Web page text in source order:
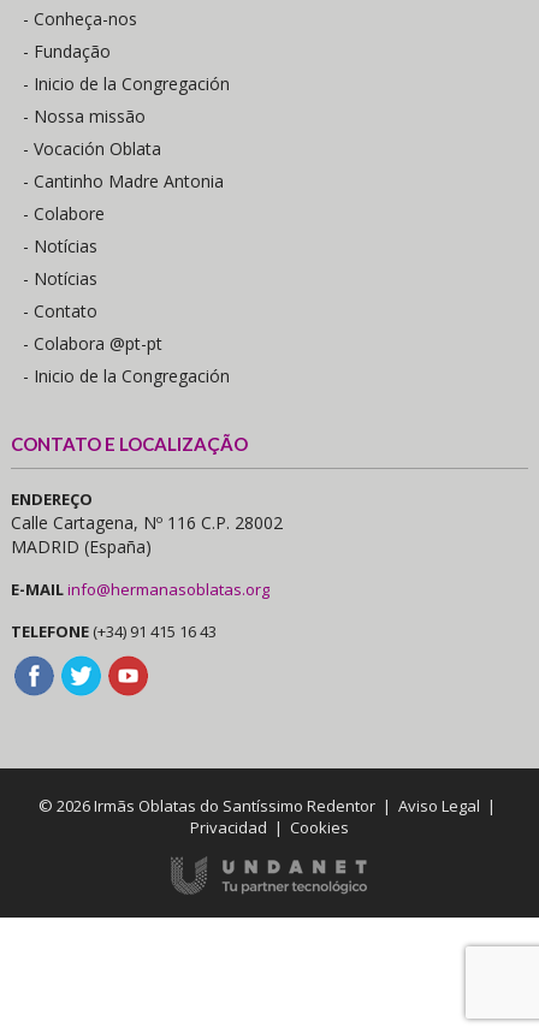
- Conheça-nos
- Fundação
- Inicio de la Congregación
- Nossa missão
- Vocación Oblata
- Cantinho Madre Antonia
- Colabore
- Notícias
- Notícias
- Contato
- Colabora @pt-pt
- Inicio de la Congregación
CONTATO E LOCALIZAÇÃO
ENDEREÇO
Calle Cartagena, Nº 116 C.P. 28002
MADRID (España)
E-MAILinfo@hermanasoblatas.org
TELEFONE (+34) 91 415 16 43
© 2026 Irmãs Oblatas do Santíssimo Redentor |Aviso Legal |
Privacidad | Cookies